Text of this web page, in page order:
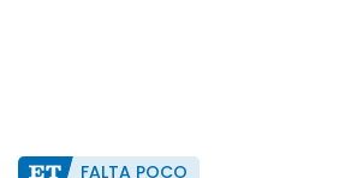
FALTA POCO